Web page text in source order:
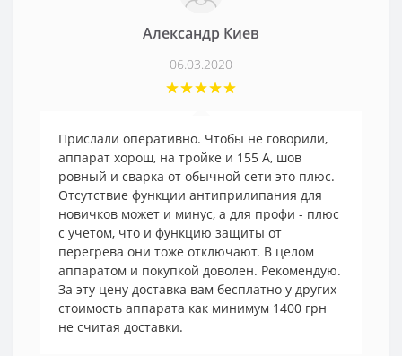
Александр Киев
06.03.2020
Прислали оперативно. Чтобы не говорили,
аппарат хорош, на тройке и 155 А, шов
ровный и сварка от обычной сети это плюс.
Отсутствие функции антиприлипания для
новичков может и минус, а для профи - плюс
с учетом, что и функцию защиты от
перегрева они тоже отключают. В целом
аппаратом и покупкой доволен. Рекомендую.
За эту цену доставка вам бесплатно у других
стоимость аппарата как минимум 1400 грн
не считая доставки.